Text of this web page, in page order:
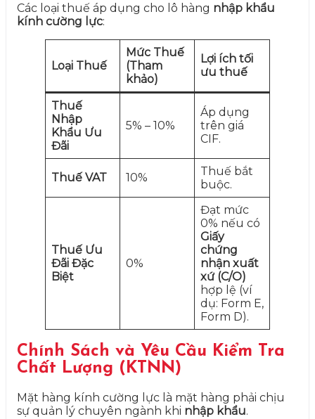
Các loại thuế áp dụng cho lô hàng nhập khẩu
kính cường lực:
Loại Thuế
Mức Thuế
(Tham
khảo)
Lợi ích tối
ưu thuế
Thuế
Nhập
Khẩu Ưu
Đãi
5% – 10%
Áp dụng
trên giá
CIF.
Thuế VAT 10%
Thuế bắt
buộc.
Thuế Ưu
Đãi Đặc
Biệt
0%
Đạt mức
0% nếu có
Giấy
chứng
nhận xuất
xứ (C/O)
hợp lệ (ví
dụ: Form E,
Form D).
Chính Sách và Yêu Cầu Kiểm Tra
Chất Lượng (KTNN)
Mặt hàng kính cường lực là mặt hàng phải chịu
sự quản lý chuyên ngành khi nhập khẩu.